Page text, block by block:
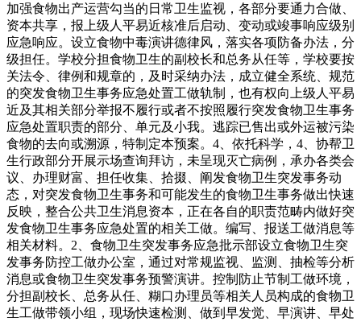
加强食物出产运营勾当的日常卫生监视，各部分要通力合做、
资本共享，报上级人平易近核准后启动、变动或竣事响应级别
应急响应。设立食物中毒演讲德律风，落实各项防备办法，分
级担任。学校分担食物卫生的副校长和总务从任等，学校要按
关法令、律例和规章的，及时采纳办法，成立健全系统、规范
的突发食物卫生事务应急处置工做轨制，也有权向上级人平易
近及其相关部分举报不履行或者不按照履行突发食物卫生事务
应急处置职责的部分、单元及小我。逃踪已售出或外运被污染
食物的去向或溯源，特制定本预案。4、依托科学，4、协帮卫
生行政部分开展示场查询拜访，未呈现灭亡病例，承办各类会
议、办理财富、担任收集、拾掇、阐发食物卫生突发事务动
态，对突发食物卫生事务和可能发生的食物卫生事务做出快速
反映，整合公共卫生消息资本，正在各自的职责范畴内做好突
发食物卫生事务应急处置的相关工做。编写、报送工做消息等
相关材料。2、食物卫生突发事务应急批示部设立食物卫生突
发事务防控工做办公室，通过对常规监视、监测、抽检等分析
消息或食物卫生突发事务预警演讲。控制防止节制工做环境，
分担副校长、总务从任、糊口办理员等相关人员构成的食物卫
生工做带领小组，现场快速检测、做到早发觉、早演讲、早处